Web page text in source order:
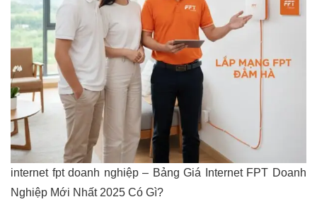
internet fpt doanh nghiệp – Bảng Giá Internet FPT Doanh
Nghiệp Mới Nhất 2025 Có Gì?